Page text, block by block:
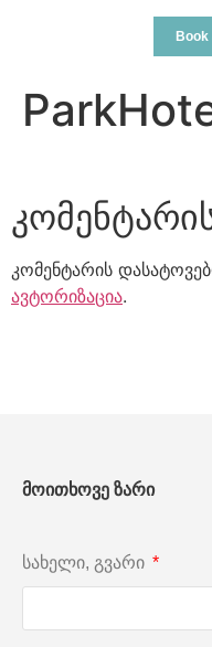
Book
კომენტარის
ავტორიზაცია.
მოითხოვე ზარი
სახელი, გვარი